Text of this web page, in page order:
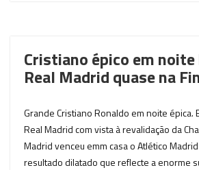
Cristiano épico em
Real Madrid quase na
Grande Cristiano Ronaldo em noite épica.
Real Madrid com vista à revalidação da
Madrid venceu emm casa o Atlético
resultado dilatado que reflecte a enorme